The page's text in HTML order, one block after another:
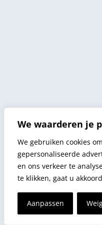
We waarderen je
We gebruiken cookies
gepersonaliseerde
en ons verkeer te
te klikken, gaat u
Aanpassen